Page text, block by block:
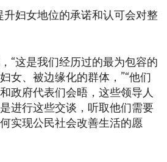
升妇女地位的承诺和认可会对整
“这是我们经历过的最为包容的
女、被边缘化的群体，”“他们
政府代表们会晤，这些领导人
进行这些交谈，听取他们需要
实现公民社会改善生活的愿